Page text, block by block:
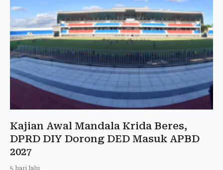
Kajian Awal Mandala Krida Beres,
DPRD DIY Dorong DED Masuk APBD
2027
5 hari lalu